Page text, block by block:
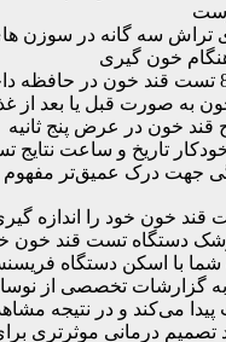
تراش سه گانه در سوزن
خون گیری
به صورت قبل یا بعد از
قند خون در عرض پنج ثانیه
تاریخ و ساعت
خون خود را اندازه
دستگاه تست قند خون
ﺑﺎ اسکن دستگاه
گزارشات تخصصی از
‏می‌کند و در نتیجه
تصمیم‌ درمانی موثرتری